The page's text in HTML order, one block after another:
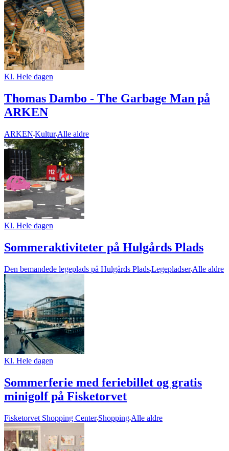
Kl. Hele dagen
Thomas Dambo - The Garbage Man på
ARKEN
ARKEN Kultur Alle aldre
Kl. Hele dagen
Sommeraktiviteter på Hulgårds Plads
Den bemandede legeplads på Hulgårds PladsLegepladser Alle aldre
Kl. Hele dagen
Sommerferie med feriebillet og gratis
minigolf på Fisketorvet
Fisketorvet Shopping Center Shopping Alle aldre